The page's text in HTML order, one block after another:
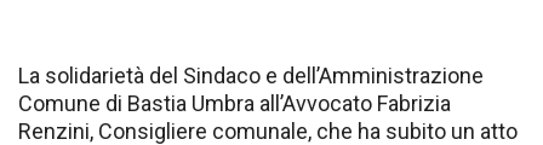
La solidarietà del Sindaco e dell’Amministrazione
Comune di Bastia Umbra all’Avvocato Fabrizia
Renzini, Consigliere comunale, che ha subito un atto